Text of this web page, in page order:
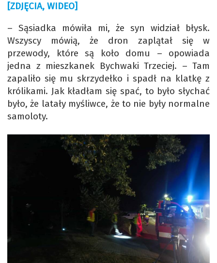
[ZDJĘCIA, WIDEO]
– Sąsiadka mówiła mi, że syn widział błysk.
Wszyscy mówią, że dron zaplątał się w
przewody, które są koło domu – opowiada
jedna z mieszkanek Bychwaki Trzeciej. – Tam
zapaliło się mu skrzydełko i spadł na klatkę z
królikami. Jak kładłam się spać, to było słychać
było, że latały myśliwce, że to nie były normalne
samoloty.